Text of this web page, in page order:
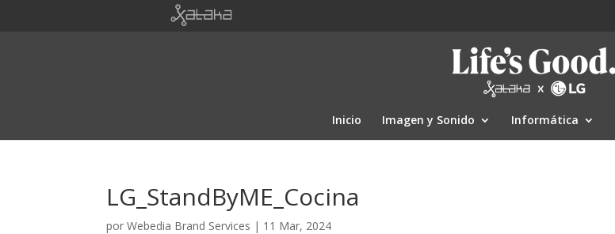
Inicio Imagen y Sonido Informática
LG_StandByME_Cocina
porWebedia Brand Services | 11 Mar, 2024